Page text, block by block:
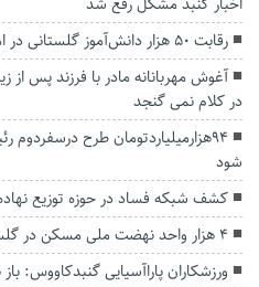
رقابت ۵۰ هزار دانش‌آموز گلستانی در امتحانات نهایی
آغوش مهربانانه مادر با فرزند پس
در کلام نمی گنجد
۹۴هزارمیلیاردتومان طرح
شود
کشف شبکه فساد در حوزه توزیع
۴ هزار واحد نهضت ملی مسکن در گلستان آماده بهره برداری است
ورزشکاران پاراآسیایی گنبدکاووس: